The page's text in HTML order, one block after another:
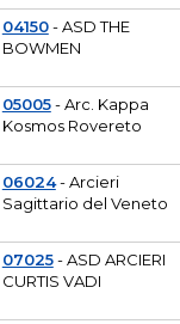
04150- ASD THE
BOWMEN
05005- Arc. Kappa
Kosmos Rovereto
06024- Arcieri
Sagittario del Veneto
07025- ASD ARCIERI
CURTIS VADI